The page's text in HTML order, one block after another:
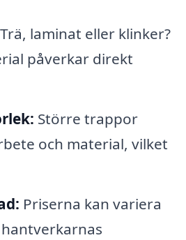
Trä, laminat eller klinker?
påverkar direkt
Större trappor
och material, vilket
Priserna kan variera